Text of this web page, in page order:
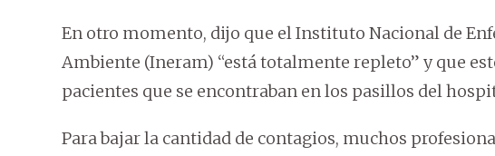
En otro momento, dijo que el Instituto Nacional de
Ambiente (Ineram) “está totalmente repleto” y que
pacientes que se encontraban en los pasillos del
Para bajar la cantidad de contagios, muchos